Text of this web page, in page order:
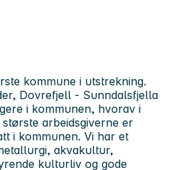
kommune i utstrekning.
Dovrefjell - Sunndalsfjella
i kommunen, hvorav i
arbeidsgiverne er
i kommunen. Vi har et
akvakultur,
kulturliv og gode